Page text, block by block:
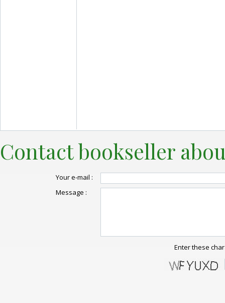
Contact bookseller
Your e-mail :
Message :
Enter these